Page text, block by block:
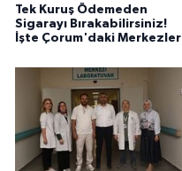
Tek Kuruş Ödemeden
Sigarayı Bırakabilirsiniz!
İşte Çorum'daki Merkezler